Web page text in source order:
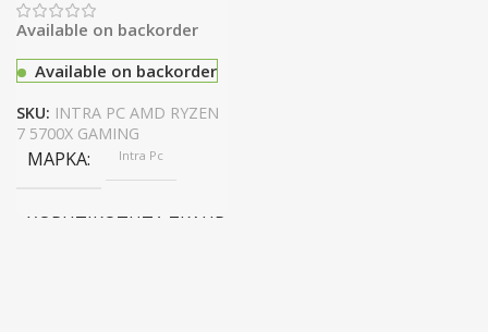
Available on backorder
Available on backorder
SKU: INTRA PC AMD RYZEN
7 5700X GAMING
ΜΆΡΚΑ Intra Pc
ΧΩΡΗΤΙΚΌΤΗΤΑ ΣΚΛΗΡΟΎ ΔΊΣΚΟΥ